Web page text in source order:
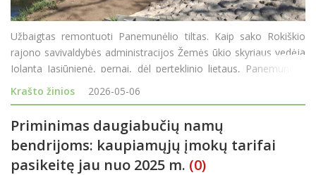
Užbaigtas remontuoti Panemunėlio tiltas. Kaip sako Rokiškio
rajono savivaldybės administracijos Žemės ūkio skyriaus vedėja
Jolanta Jasiūnienė, pernai, dėl perteklinio lietaus, Panemunėlio
tiltui per Nemunėlio upę iškilo grėsmė ir susidarė avarinė
Krašto žinios 2026-05-06
Priminimas daugiabučių namų
bendrijoms: kaupiamųjų įmokų tarifai
pasikeitę jau nuo 2025 m. (0)